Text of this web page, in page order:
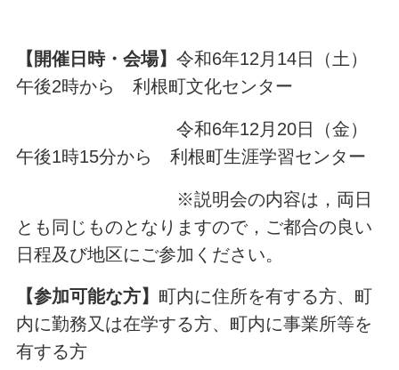
【開催日時・会場】 令和6年12月14日（土）
午後2時から 利根町文化センター
令和6年12月20日（金）
午後1時15分から 利根町生涯学習センター
※説明会の内容は，両日
とも同じものとなりますので，ご都合の良い
日程及び地区にご参加ください。
【参加可能な方】 町内に住所を有する方、町
内に勤務又は在学する方、町内に事業所等を
有する方